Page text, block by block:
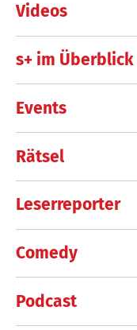
Videos
s+ im Überblick
Events
Rätsel
Leserreporter
Comedy
Podcast